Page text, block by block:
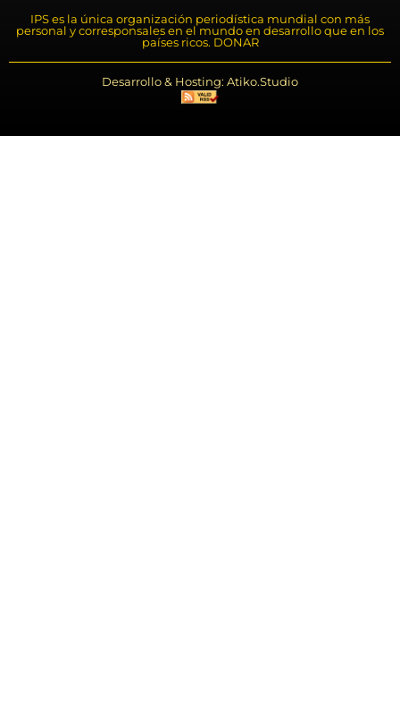
IPS es la única organización periodística mundial con más
personal y corresponsales en el mundo en desarrollo que en los
países ricos. DONAR
Desarrollo & Hosting: Atiko.Studio